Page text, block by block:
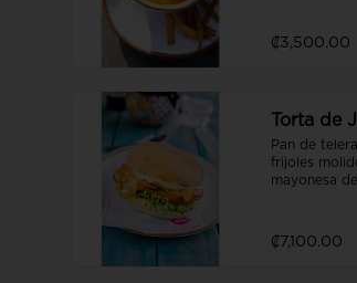
₡3,500.00
Torta de
Pan de
frijoles
mayonesa
₡7,100.00